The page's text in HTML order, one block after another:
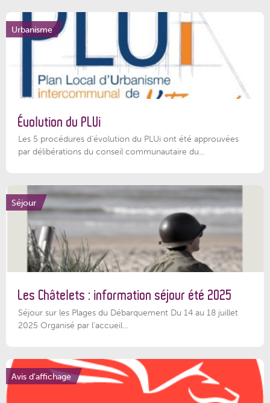
Urbanisme
Évolution du PLUi
Les 5 procédures d’évolution du PLUi ont été approuvées
par délibérations du conseil communautaire du...
Séjour
Les Châtelets : information séjour été 2025
Séjour sur les Plages du Débarquement Du 14 au 18 juillet
2025 Organisé par l’accueil...
Avis d'affichage